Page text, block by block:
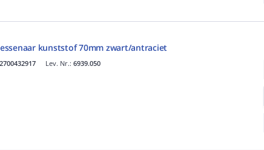
kunststof 70mm zwart/antraciet
2700432917 Lev. Nr.: 6939.050